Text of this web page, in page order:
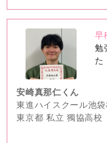
no
image
早
勉
た
安崎真那仁くん
東進ハイスクール池袋
東京都 私立 獨協高校